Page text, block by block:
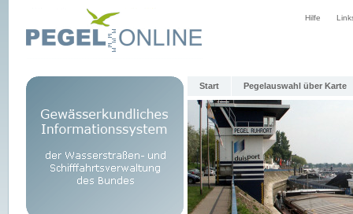
Hilfe
Start Pegelauswahl über Karte